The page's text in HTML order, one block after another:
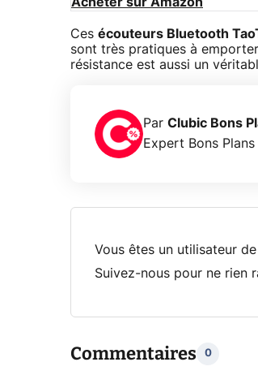
Acheter sur Amazon
Ces écouteurs Bluetooth
sont très pratiques à
résistance est aussi un
Par Clubic Bons
Expert Bons Plans
Vous êtes un utilisateur de
Suivez-nous pour ne rien
Commentaires 0